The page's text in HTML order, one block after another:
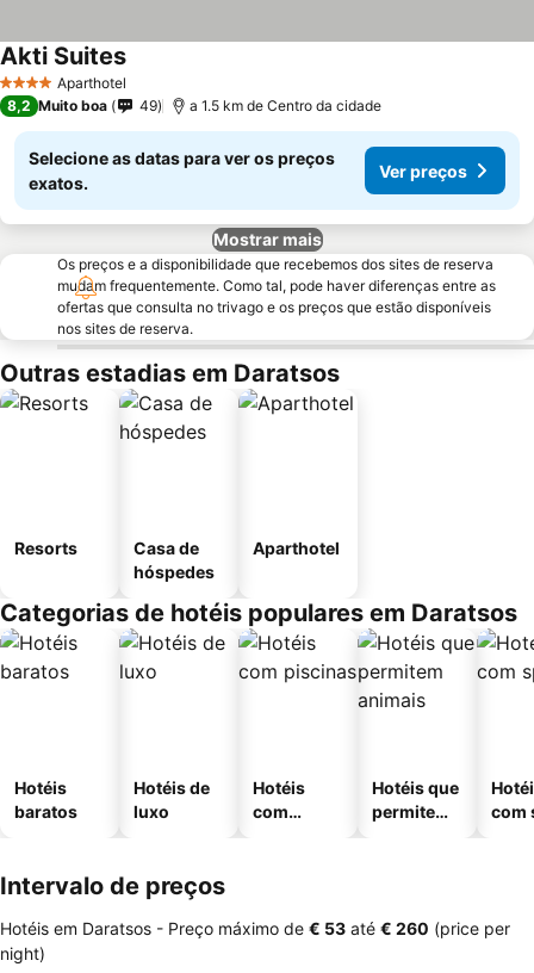
4 EstrelasAparthotel
Akti Suites
8,2 Muito boa 49 a 1.5 km de Centro da cidade
Selecione as datas para ver os preços
exatos.
Ver preços
Mostrar mais
Os preços e a disponibilidade que recebemos dos sites de reserva
mudam frequentemente. Como tal, pode haver diferenças entre as
ofertas que consulta no trivago e os preços que estão disponíveis
nos sites de reserva.
Outras estadias em Daratsos
Resorts
Casa de
hóspedes
Aparthotel
Categorias de hotéis populares em Daratsos
Hotéis
baratos
Hotéis de
luxo
Hotéis
com
Hotéis que
permitem
com
Intervalo de preços
Hotéis em Daratsos - Preço máximo de ‎€ 53 até ‎€ 260 (price per
night)